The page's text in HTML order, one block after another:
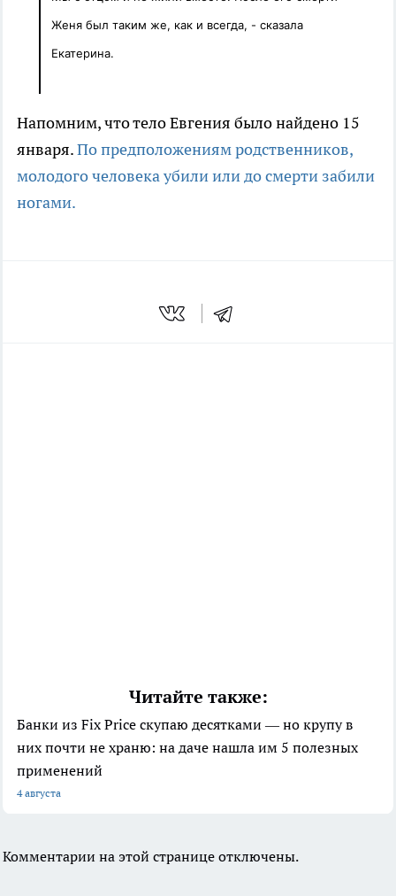
Женя был таким же, как и всегда, - сказала
Екатерина.
Напомним, что тело Евгения было найдено 15
января.По предположениям родственников,
молодого человека убили или до смерти забили
ногами.
Читайте также:
Банки из Fix Price скупаю десятками — но крупу в
них почти не храню: на даче нашла им 5 полезных
применений
4 августа
Комментарии на этой странице отключены.